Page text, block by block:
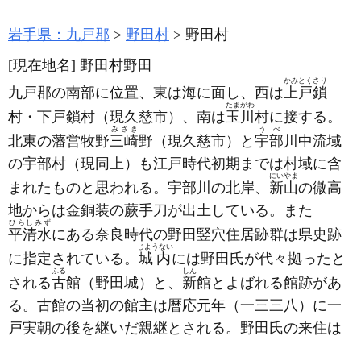
岩手県：九戸郡 野田村
野田村
[現在地名] 野田村野田
九戸郡の南部に位置、東は海に面し、西は上戸鎖
かみとくさり
村・下戸鎖村 （現久慈市） 、南は玉川
たまがわ
村に接する。
北東の藩営牧野三崎
みさき
野 （現久慈市） と 宇部
うべ
川中流域
の宇部村 （現同上）
も江戸時代初期までは村域に含
まれたものと思われる。宇部川の北岸、 新山
にいやま
の微高
地からは金銅装の蕨手刀が出土している。また
平清水
ひらしみず
にある奈良時代の野田竪穴住居跡群は県史跡
に指定されている。 城内
じようない
には野田氏が代々拠ったと
される古
ふる
館 （野田城） と、 新
しん
館とよばれる館跡があ
る。古館の当初の館主は暦応元年 （一三三八） に一
戸実朝の後を継いだ親継とされる。野田氏の来住は